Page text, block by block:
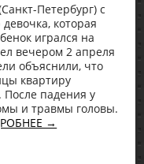
Петербург) с
которая
игрался на
вечером 2 апреля
объяснили, что
квартиру
После падения у
и травмы головы.
→